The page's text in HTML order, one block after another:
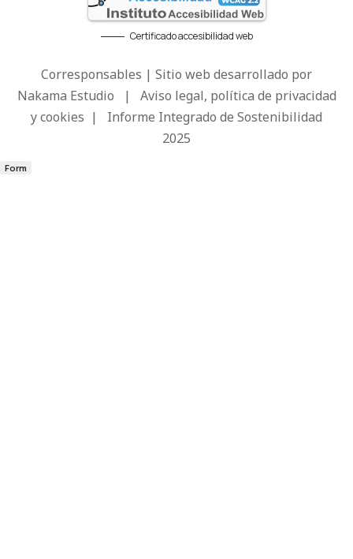
Certificado accesibilidad web
Corresponsables | Sitio web desarrollado por
Nakama Estudio | Aviso legal, política de privacidad
y cookies | Informe Integrado de Sostenibilidad
2025
Form